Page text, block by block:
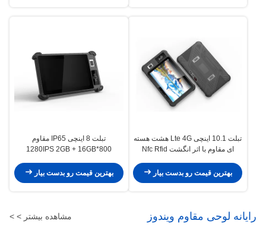
تبلت 10.1 اینچی Lte 4G هشت هسته
ای مقاوم با اثر انگشت Nfc Rfid
بهترین قیمت رو بدست بیار
تبلت 8 اینچی IP65 مقاوم
800*1280IPS 2GB + 16GB
بهترین قیمت رو بدست بیار
رایانه لوحی مقاوم ویندوز مشاهده بیشتر > >